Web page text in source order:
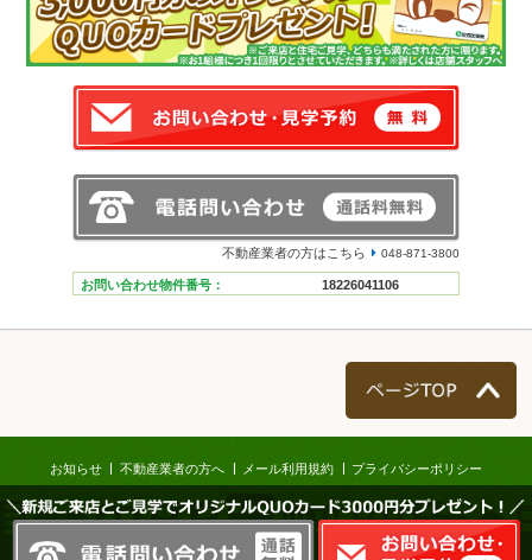
不動産業者の方はこちら 048-871-3800
お問い合わせ物件番号： 18226041106
＼新規ご来店とご見学でオリジナルQUOカード3000円分プレゼント！／
お知らせ 不動産業者の方へ メール利用規約 プライバシーポリシー